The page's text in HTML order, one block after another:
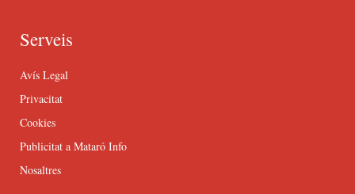
Serveis
Avís Legal
Privacitat
Cookies
Publicitat a Mataró Info
Nosaltres